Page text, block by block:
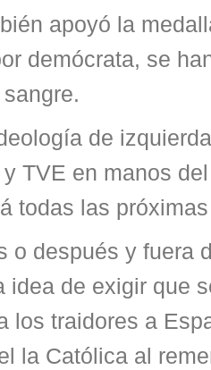
apoyó la
demócrata, se
de
TVE en manos
todas las
o después y fuera
idea de exigir que
los traidores a
la Católica al